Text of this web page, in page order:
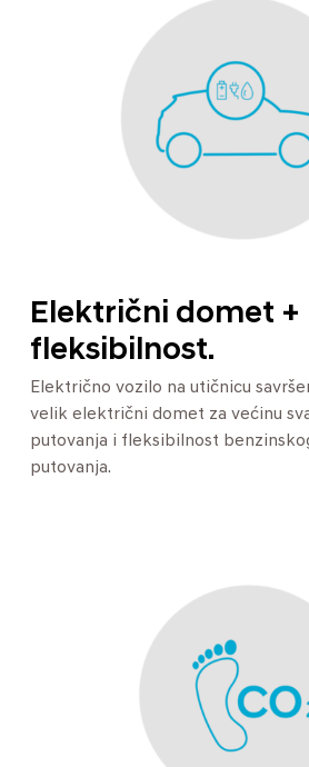
Električni domet +
fleksibilnost.
Električno vozilo na utičnicu
velik električni domet za većinu
putovanja i fleksibilnost
putovanja.